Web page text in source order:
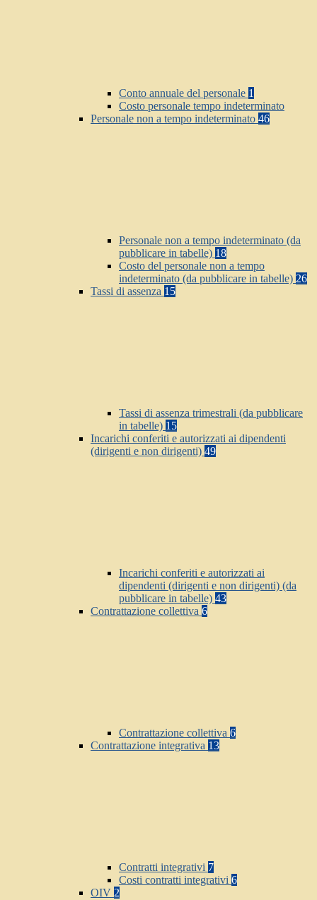
Conto annuale del personale 1
Costo personale tempo indeterminato
Personale non a tempo indeterminato 46
Personale non a tempo indeterminato (da
pubblicare in tabelle) 18
Costo del personale non a tempo
indeterminato (da pubblicare in tabelle) 26
Tassi di assenza 15
Tassi di assenza trimestrali (da pubblicare
in tabelle) 15
Incarichi conferiti e autorizzati ai dipendenti
(dirigenti e non dirigenti) 49
Incarichi conferiti e autorizzati ai
dipendenti (dirigenti e non dirigenti) (da
pubblicare in tabelle) 43
Contrattazione collettiva 6
Contrattazione collettiva 6
Contrattazione integrativa 13
Contratti integrativi 7
Costi contratti integrativi 6
OIV 2